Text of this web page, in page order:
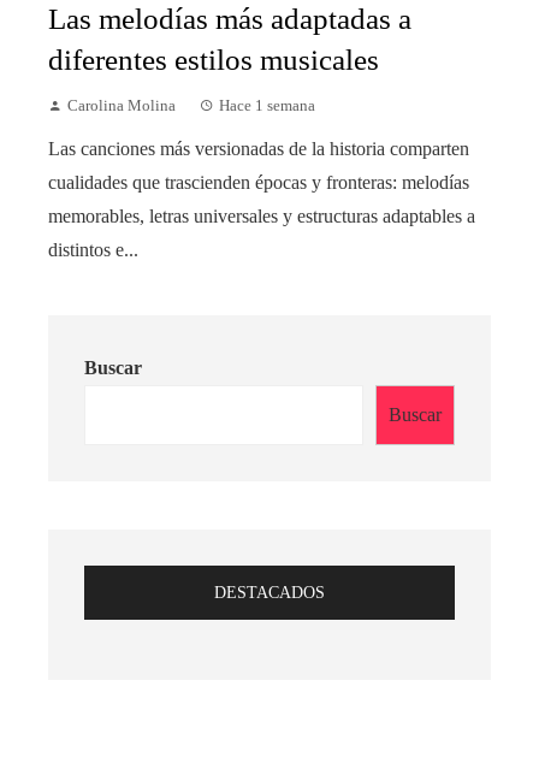
Las melodías más adaptadas a
diferentes estilos musicales
Carolina Molina Hace 1 semana
Las canciones más versionadas de la historia comparten
cualidades que trascienden épocas y fronteras: melodías
memorables, letras universales y estructuras adaptables a
distintos e...
Buscar
Buscar
DESTACADOS